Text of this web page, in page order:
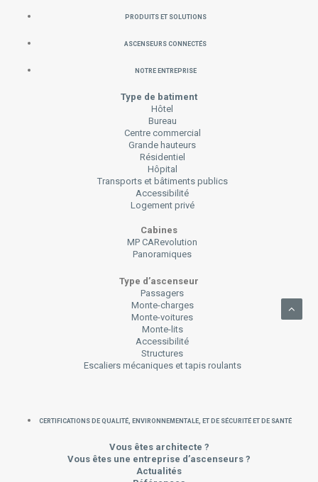
PRODUITS ET SOLUTIONS
Ascenseurs connectés
Notre Entreprise
Type de batiment
Hôtel
Bureau
Centre commercial
Grande hauteurs
Résidentiel
Hôpital
Transports et bâtiments publics
Accessibilité
Logement privé
Cabines
MP CARevolution
Panoramiques
Type d’ascenseur
Passagers
Monte-charges
Monte-voitures
Monte-lits
Accessibilité
Structures
Escaliers mécaniques et tapis roulants
CERTIFICATIONS DE QUALITÉ, ENVIRONNEMENTALE, ET DE SÉCURITÉ ET DE SANTÉ
Vous êtes architecte ?
Vous êtes une entreprise d’ascenseurs ?
Actualités